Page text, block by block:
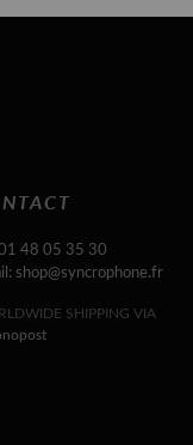
48 05 35 30
shop@syncrophone.fr
SHIPPING VIA